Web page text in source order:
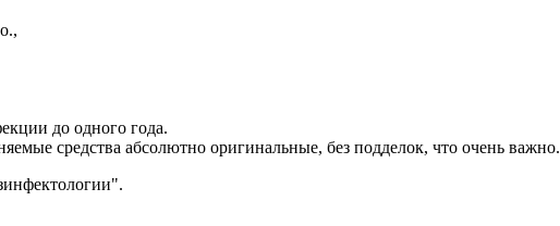
до одного года.
средства абсолютно оригинальные, без подделок, что очень важно.